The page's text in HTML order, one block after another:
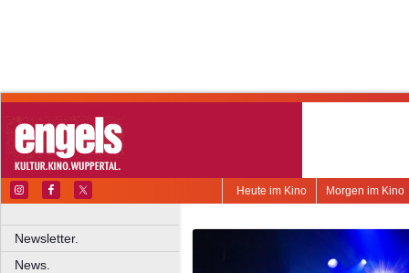
Morgen im Kino
Heute im Kino
Newsletter.
News.